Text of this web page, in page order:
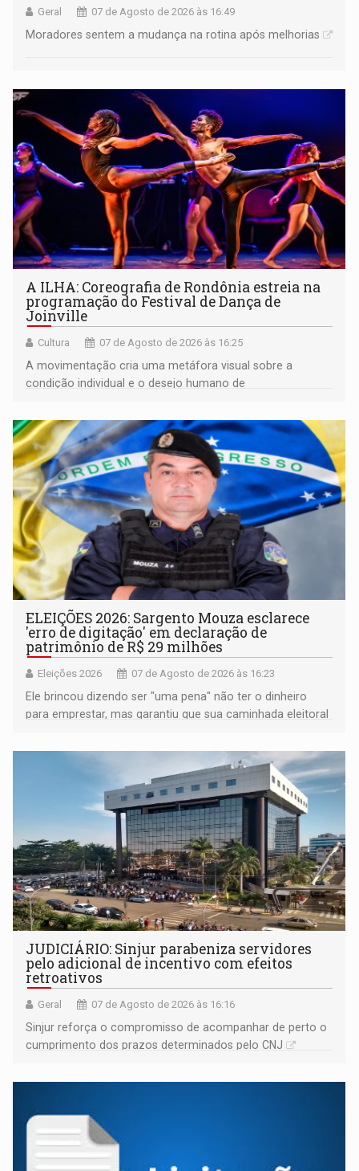
Geral 07 de Agosto de 2026 às 16:49
Moradores sentem a mudança na rotina após melhorias
A ILHA: Coreografia de Rondônia estreia na
programação do Festival de Dança de
Joinville
Cultura 07 de Agosto de 2026 às 16:25
A movimentação cria uma metáfora visual sobre a
condição individual e o desejo humano de
ELEIÇÕES 2026: Sargento Mouza esclarece
'erro de digitação' em declaração de
patrimônio de R$ 29 milhões
Eleições 2026 07 de Agosto de 2026 às 16:23
Ele brincou dizendo ser "uma pena" não ter o dinheiro
para emprestar, mas garantiu que sua caminhada eleitoral
JUDICIÁRIO: Sinjur parabeniza servidores
pelo adicional de incentivo com efeitos
retroativos
Geral 07 de Agosto de 2026 às 16:16
Sinjur reforça o compromisso de acompanhar de perto o
cumprimento dos prazos determinados pelo CNJ